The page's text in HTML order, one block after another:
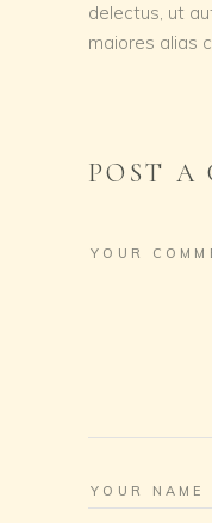
delectus, ut
maiores alias
POST A